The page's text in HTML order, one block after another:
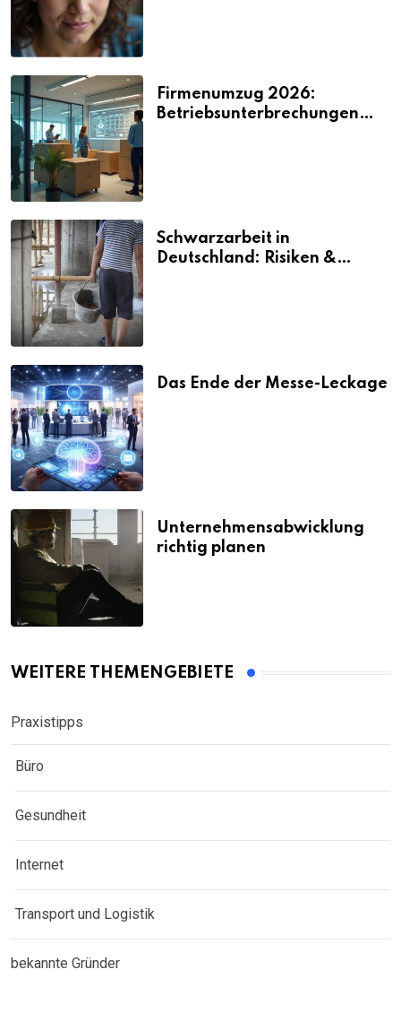
Firmenumzug 2026:
Betriebsunterbrechungen
Schwarzarbeit in
Deutschland: Risiken &
Das Ende der Messe-Leckage
Unternehmensabwicklung
richtig planen
WEITERE THEMENGEBIETE
Praxistipps
Büro
Gesundheit
Internet
Transport und Logistik
bekannte Gründer